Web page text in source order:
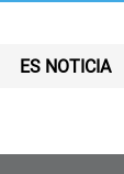
ES NOTICIA